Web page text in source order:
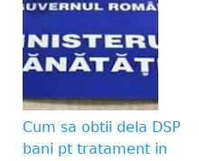
Cum sa obtii dela DSP
bani pt tratament in